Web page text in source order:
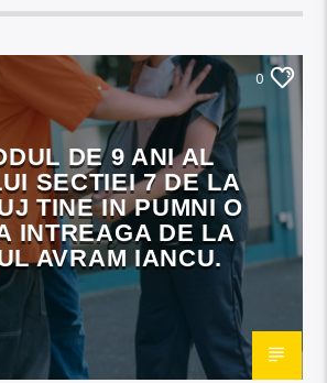
0
DE 9 ANI AL
SECTIEI 7 DE LA
TINE IN PUMNI O
INTREAGA DE LA
AVRAM IANCU.